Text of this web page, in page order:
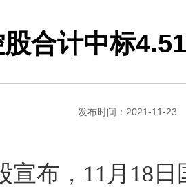
合计中标
发布时间：2021-11-23
宣布， 11 月 18